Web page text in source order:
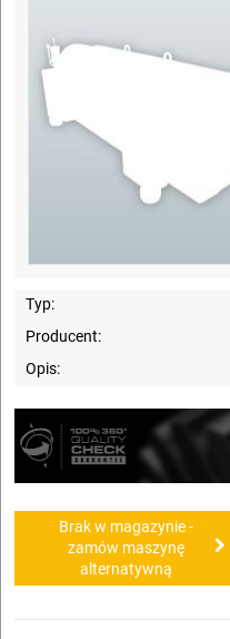
Typ:
Producent:
Opis:
Brak w magazynie -
zamów maszynę
alternatywną